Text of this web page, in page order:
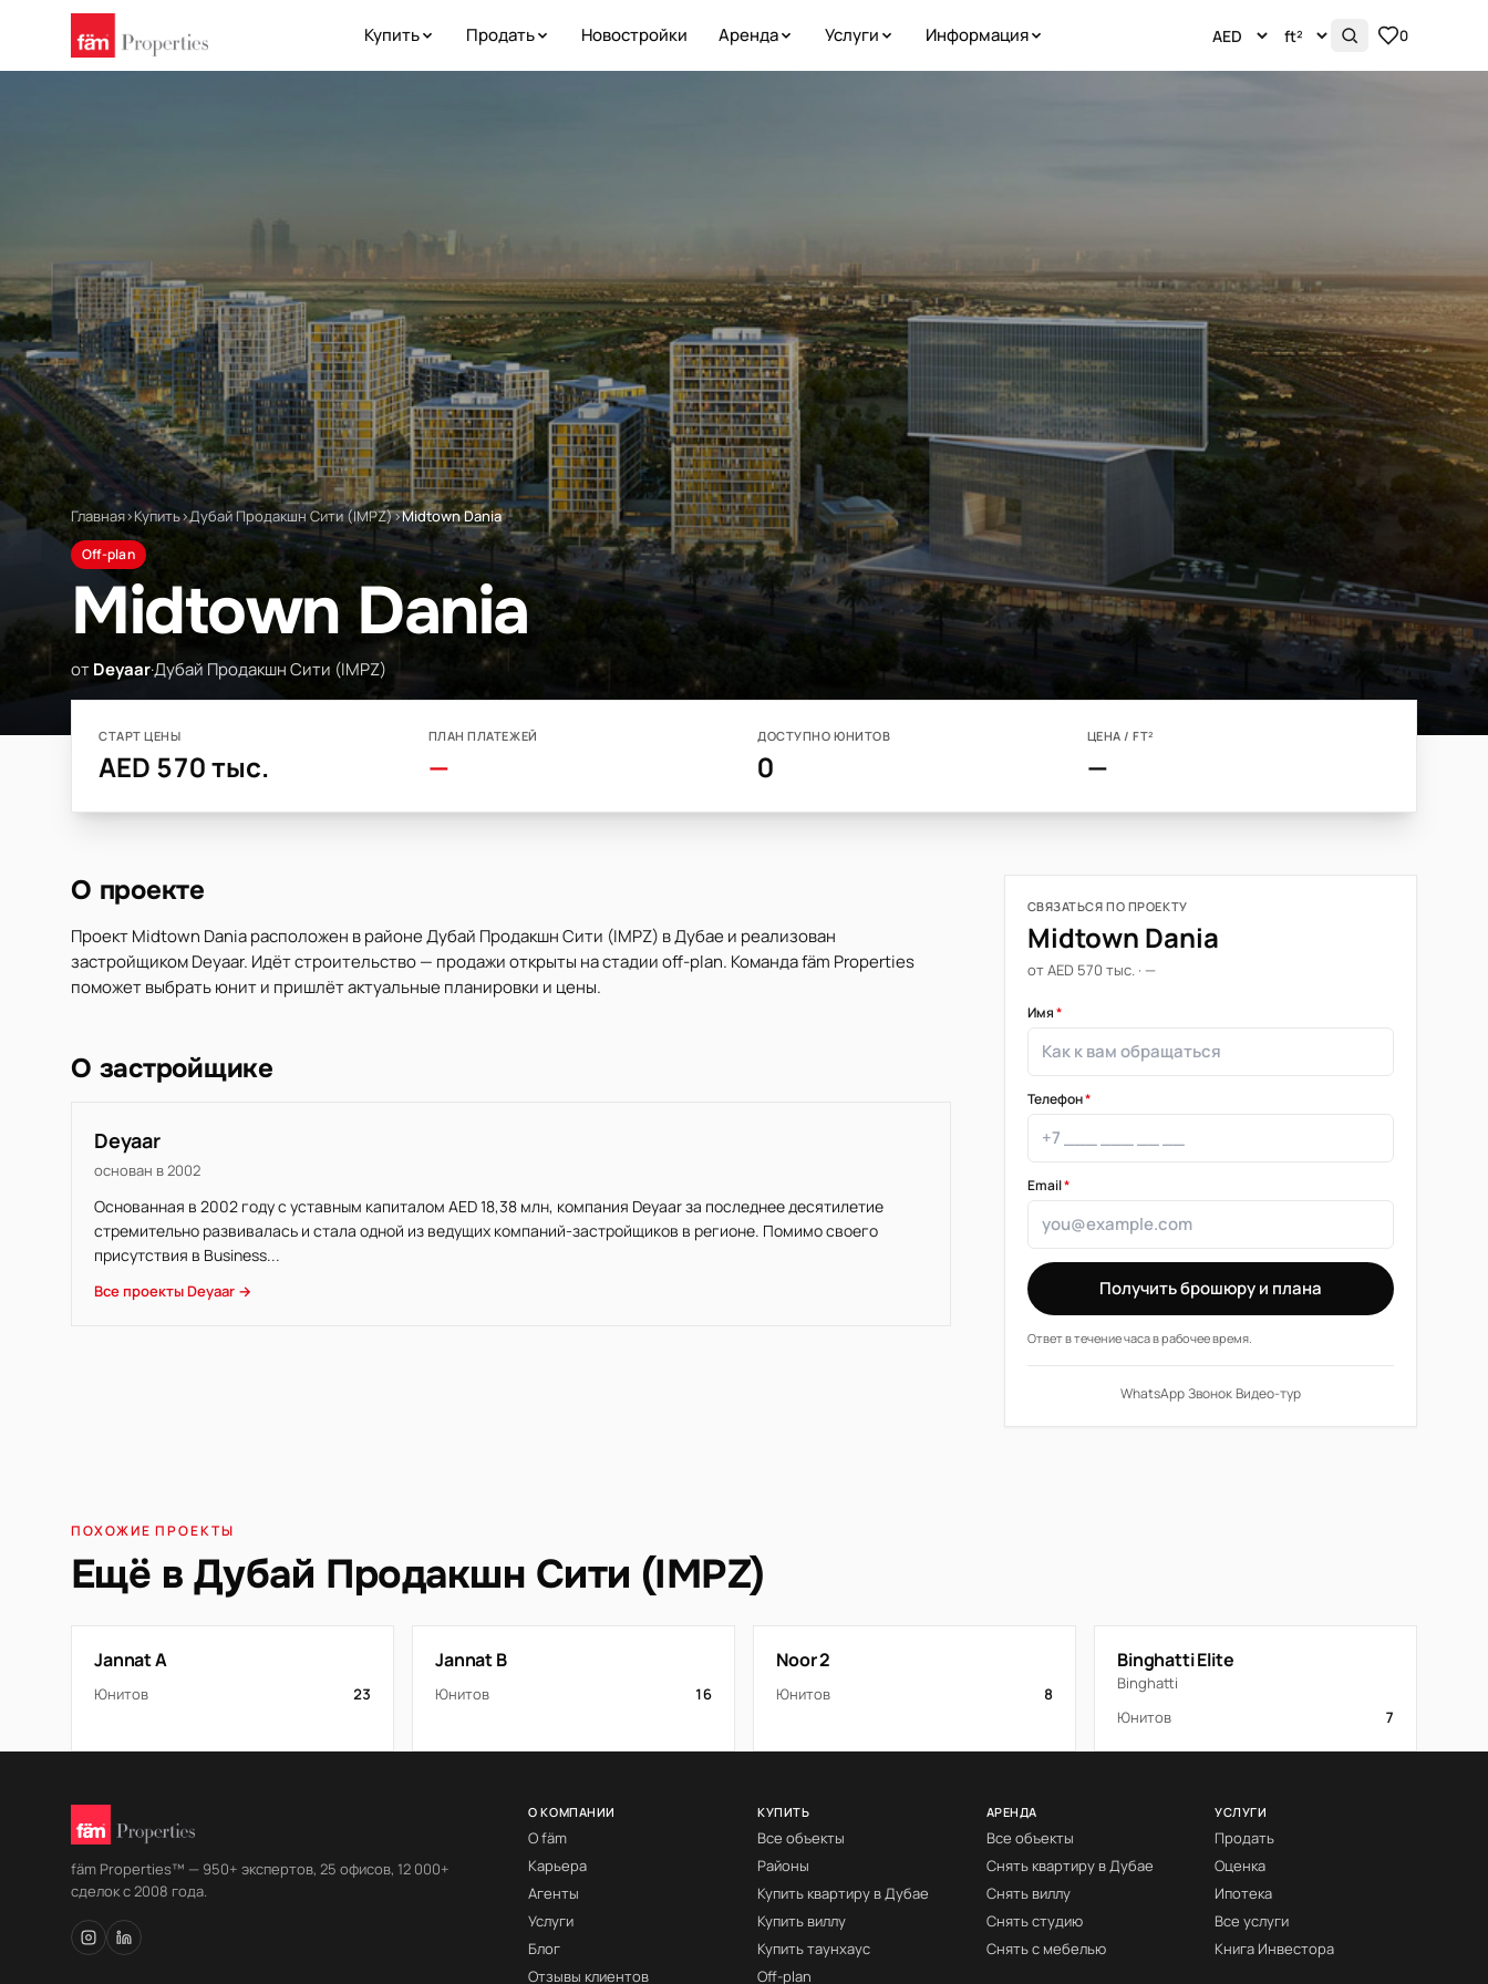
Купить Продать Новостройки Аренда Услуги Информация 0
Главная›Купить›Дубай Продакшн Сити (IMPZ)›Midtown Dania
Off-plan
Midtown Dania
отDeyaar·Дубай Продакшн Сити (IMPZ)
СТАРТ ЦЕНЫ
AED 570 тыс.
ПЛАН ПЛАТЕЖЕЙ
—
ДОСТУПНО ЮНИТОВ
0
ЦЕНА / FT²
—
О проекте
Проект Midtown Dania расположен в районе Дубай Продакшн Сити (IMPZ) в Дубае и реализован
застройщиком Deyaar. Идёт строительство — продажи открыты на стадии off-plan. Команда fäm Properties
поможет выбрать юнит и пришлёт актуальные планировки и цены.
О застройщике
Deyaar
основан в 2002
Основанная в 2002 году с уставным капиталом AED 18,38 млн, компания Deyaar за последнее десятилетие
стремительно развивалась и стала одной из ведущих компаний-застройщиков в регионе. Помимо своего
присутствия в Business...
Все проекты Deyaar →
СВЯЗАТЬСЯ ПО ПРОЕКТУ
Midtown Dania
от AED 570 тыс. · —
Имя*
Телефон*
Email*
Получить брошюру и плана
Ответ в течение часа в рабочее время.
WhatsApp·Звонок·Видео-тур
ПОХОЖИЕ ПРОЕКТЫ
Ещё в Дубай Продакшн Сити (IMPZ)
Jannat A
Юнитов 23
Jannat B
Юнитов 16
Noor 2
Юнитов 8
Binghatti Elite
Binghatti
Юнитов
7
fäm Properties™ — 950+ экспертов, 25 офисов, 12 000+
сделок с 2008 года.
О КОМПАНИИ
О fäm
Карьера
Агенты
Услуги
Блог
Отзывы клиентов
КУПИТЬ
Все объекты
Районы
Купить квартиру в Дубае
Купить виллу
Купить таунхаус
Off-plan
АРЕНДА
Все объекты
Снять квартиру в Дубае
Снять виллу
Снять студию
Снять с мебелью
УСЛУГИ
Продать
Оценка
Ипотека
Все услуги
Книга Инвестора